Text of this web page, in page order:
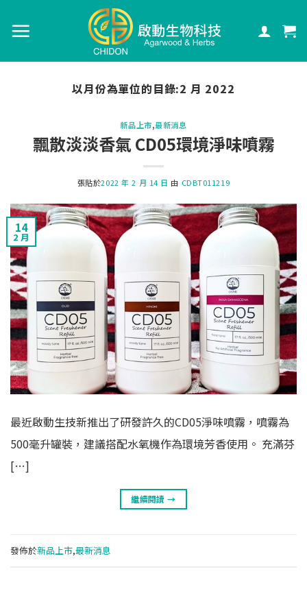
以月份為單位的目錄:2 月 2022
新品上市,最新消息
飄散淡淡香氣 CD05環境淨味噴霧
張貼於2022 年 2 月 14 日 由 CDBT011219
14
2 月
最近啟動生技新推出了研發許久的CD05淨味噴霧，噴霧為
500毫升罐裝，建議搭配水氧機作為環境芳香使用。 充滿芬
[…]
繼續閱讀→
發佈於新品上市,最新消息